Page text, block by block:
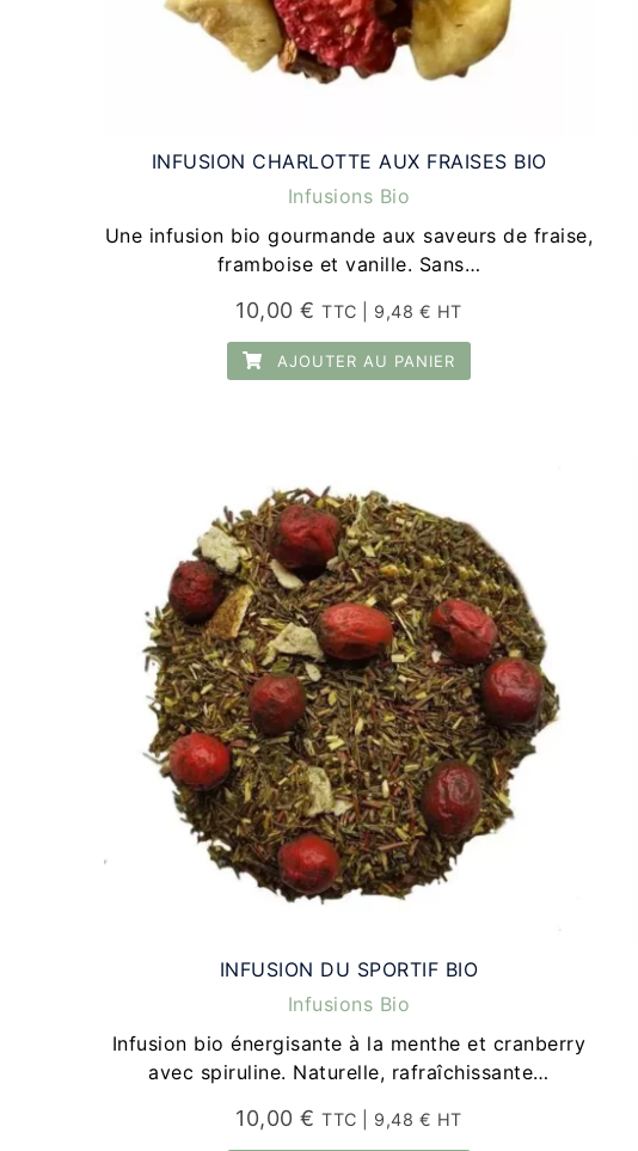
INFUSION CHARLOTTE AUX FRAISES BIO
Infusions Bio
Une infusion bio gourmande aux saveurs de fraise,
framboise et vanille. Sans…
10,00€ TTC | 9,48 € HT
AJOUTER AU PANIER
INFUSION DU SPORTIF BIO
Infusions Bio
Infusion bio énergisante à la menthe et cranberry
avec spiruline. Naturelle, rafraîchissante…
10,00€ TTC | 9,48 € HT